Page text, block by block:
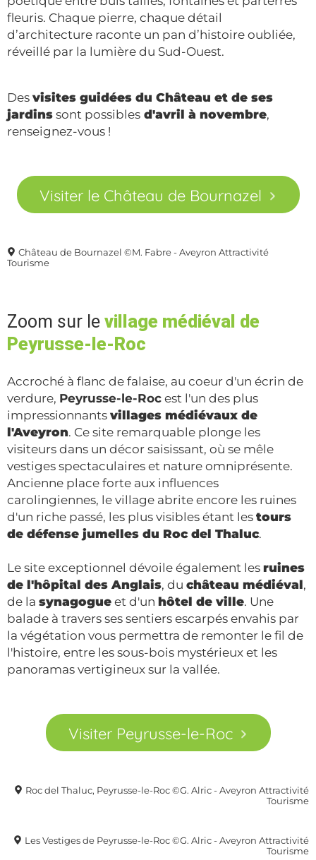
Château de Bournazel ©M. Fabre - Aveyron Attractivité
Tourisme
fleuris. Chaque pierre, chaque détail
d’architecture raconte un pan d’histoire oubliée,
réveillé par la lumière du Sud-Ouest.
Des visites guidées du Château et de ses
jardins sont possibles d'avril à novembre,
renseignez-vous !
Visiter le Château de Bournazel
Zoom sur le village médiéval de
Peyrusse-le-Roc
Accroché à flanc de falaise, au coeur d'un écrin de
verdure, Peyrusse-le-Roc est l'un des plus
impressionnants villages médiévaux de
l'Aveyron. Ce site remarquable plonge les
visiteurs dans un décor saisissant, où se mêle
vestiges spectaculaires et nature omniprésente.
Ancienne place forte aux influences
carolingiennes, le village abrite encore les ruines
d'un riche passé, les plus visibles étant les tours
de défense jumelles du Roc del Thaluc.
Le site exceptionnel dévoile également les ruines
de l'hôpital des Anglais, du château médiéval,
de la synagogue et d'un hôtel de ville. Une
balade à travers ses sentiers escarpés envahis par
la végétation vous permettra de remonter le fil de
l'histoire, entre les sous-bois mystérieux et les
panoramas vertigineux sur la vallée.
Visiter Peyrusse-le-Roc
Roc del Thaluc, Peyrusse-le-Roc ©G. Alric - Aveyron Attractivité
Tourisme
Les Vestiges de Peyrusse-le-Roc ©G. Alric - Aveyron Attractivité
Tourisme